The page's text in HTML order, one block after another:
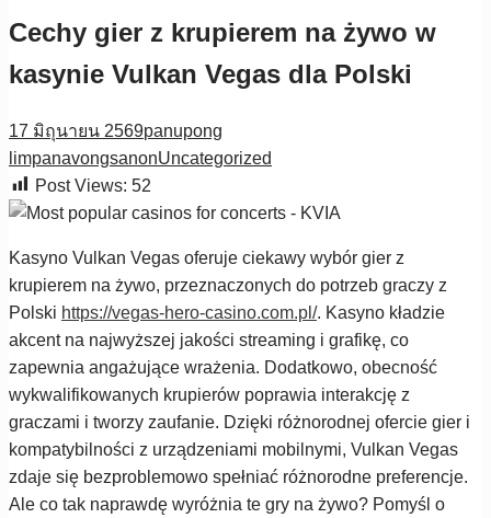
Cechy gier z krupierem na żywo w
kasynie Vulkan Vegas dla Polski
17 มิถุนายน 2569panupong
limpanavongsanonUncategorized
Post Views: 52
Kasyno Vulkan Vegas oferuje ciekawy wybór gier z
krupierem na żywo, przeznaczonych do potrzeb graczy z
Polski https://vegas-hero-casino.com.pl/. Kasyno kładzie
akcent na najwyższej jakości streaming i grafikę, co
zapewnia angażujące wrażenia. Dodatkowo, obecność
wykwalifikowanych krupierów poprawia interakcję z
graczami i tworzy zaufanie. Dzięki różnorodnej ofercie gier i
kompatybilności z urządzeniami mobilnymi, Vulkan Vegas
zdaje się bezproblemowo spełniać różnorodne preferencje.
Ale co tak naprawdę wyróżnia te gry na żywo? Pomyśl o